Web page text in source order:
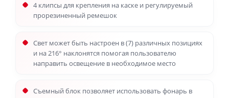
4 клипсы для крепления на каске и регулируемый
прорезиненный ремешок
Свет может быть настроен в (7) различных позициях
и на 216° наклонятся помогая пользователю
направить освещение в необходимое место
Съемный блок позволяет использовать фонарь в